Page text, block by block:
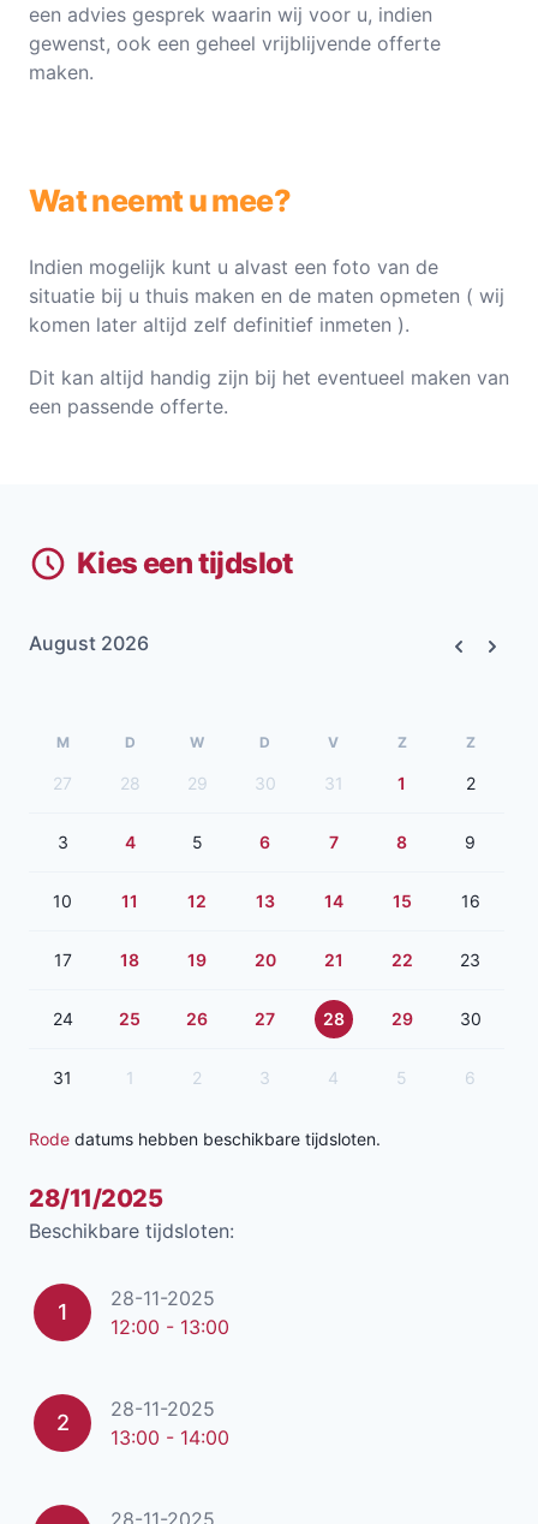
een advies gesprek waarin wij voor u, indien
gewenst, ook een geheel vrijblijvende offerte
maken.
Wat neemt u mee?
Indien mogelijk kunt u alvast een foto van de
situatie bij u thuis maken en de maten opmeten ( wij
komen later altijd zelf definitief inmeten ).
Dit kan altijd handig zijn bij het eventueel maken van
een passende offerte.
Kies een tijdslot
August 2026
M D W D V Z Z
27 28 29 30 31 1 2
3 4 5 6 7 8 9
10 11 12 13 14 15 16
17 18 19 20 21 22 23
24 25 26 27 28 29 30
31 1 2 3 4 5 6
Rode datums hebben beschikbare tijdsloten.
28/11/2025
Beschikbare tijdsloten:
1
28-11-2025
12:00 - 13:00
2
28-11-2025
13:00 - 14:00
28-11-2025